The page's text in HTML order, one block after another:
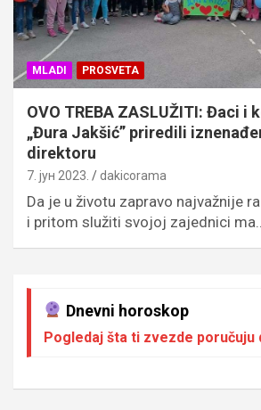
MLADI PROSVETA
OVO TREBA ZASLUŽITI: Đaci i
„Đura Jakšić” priredili
direktoru
7. јун 2023. dakicorama
Da je u životu zapravo najvažnije
i pritom služiti svojoj zajednici
Dnevni horoskop
Pogledaj šta ti zvezde poručuju